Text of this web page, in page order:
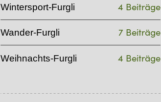
Wintersport-Furgli 4 Beiträge
Wander-Furgli 7 Beiträge
Weihnachts-Furgli 4 Beiträge